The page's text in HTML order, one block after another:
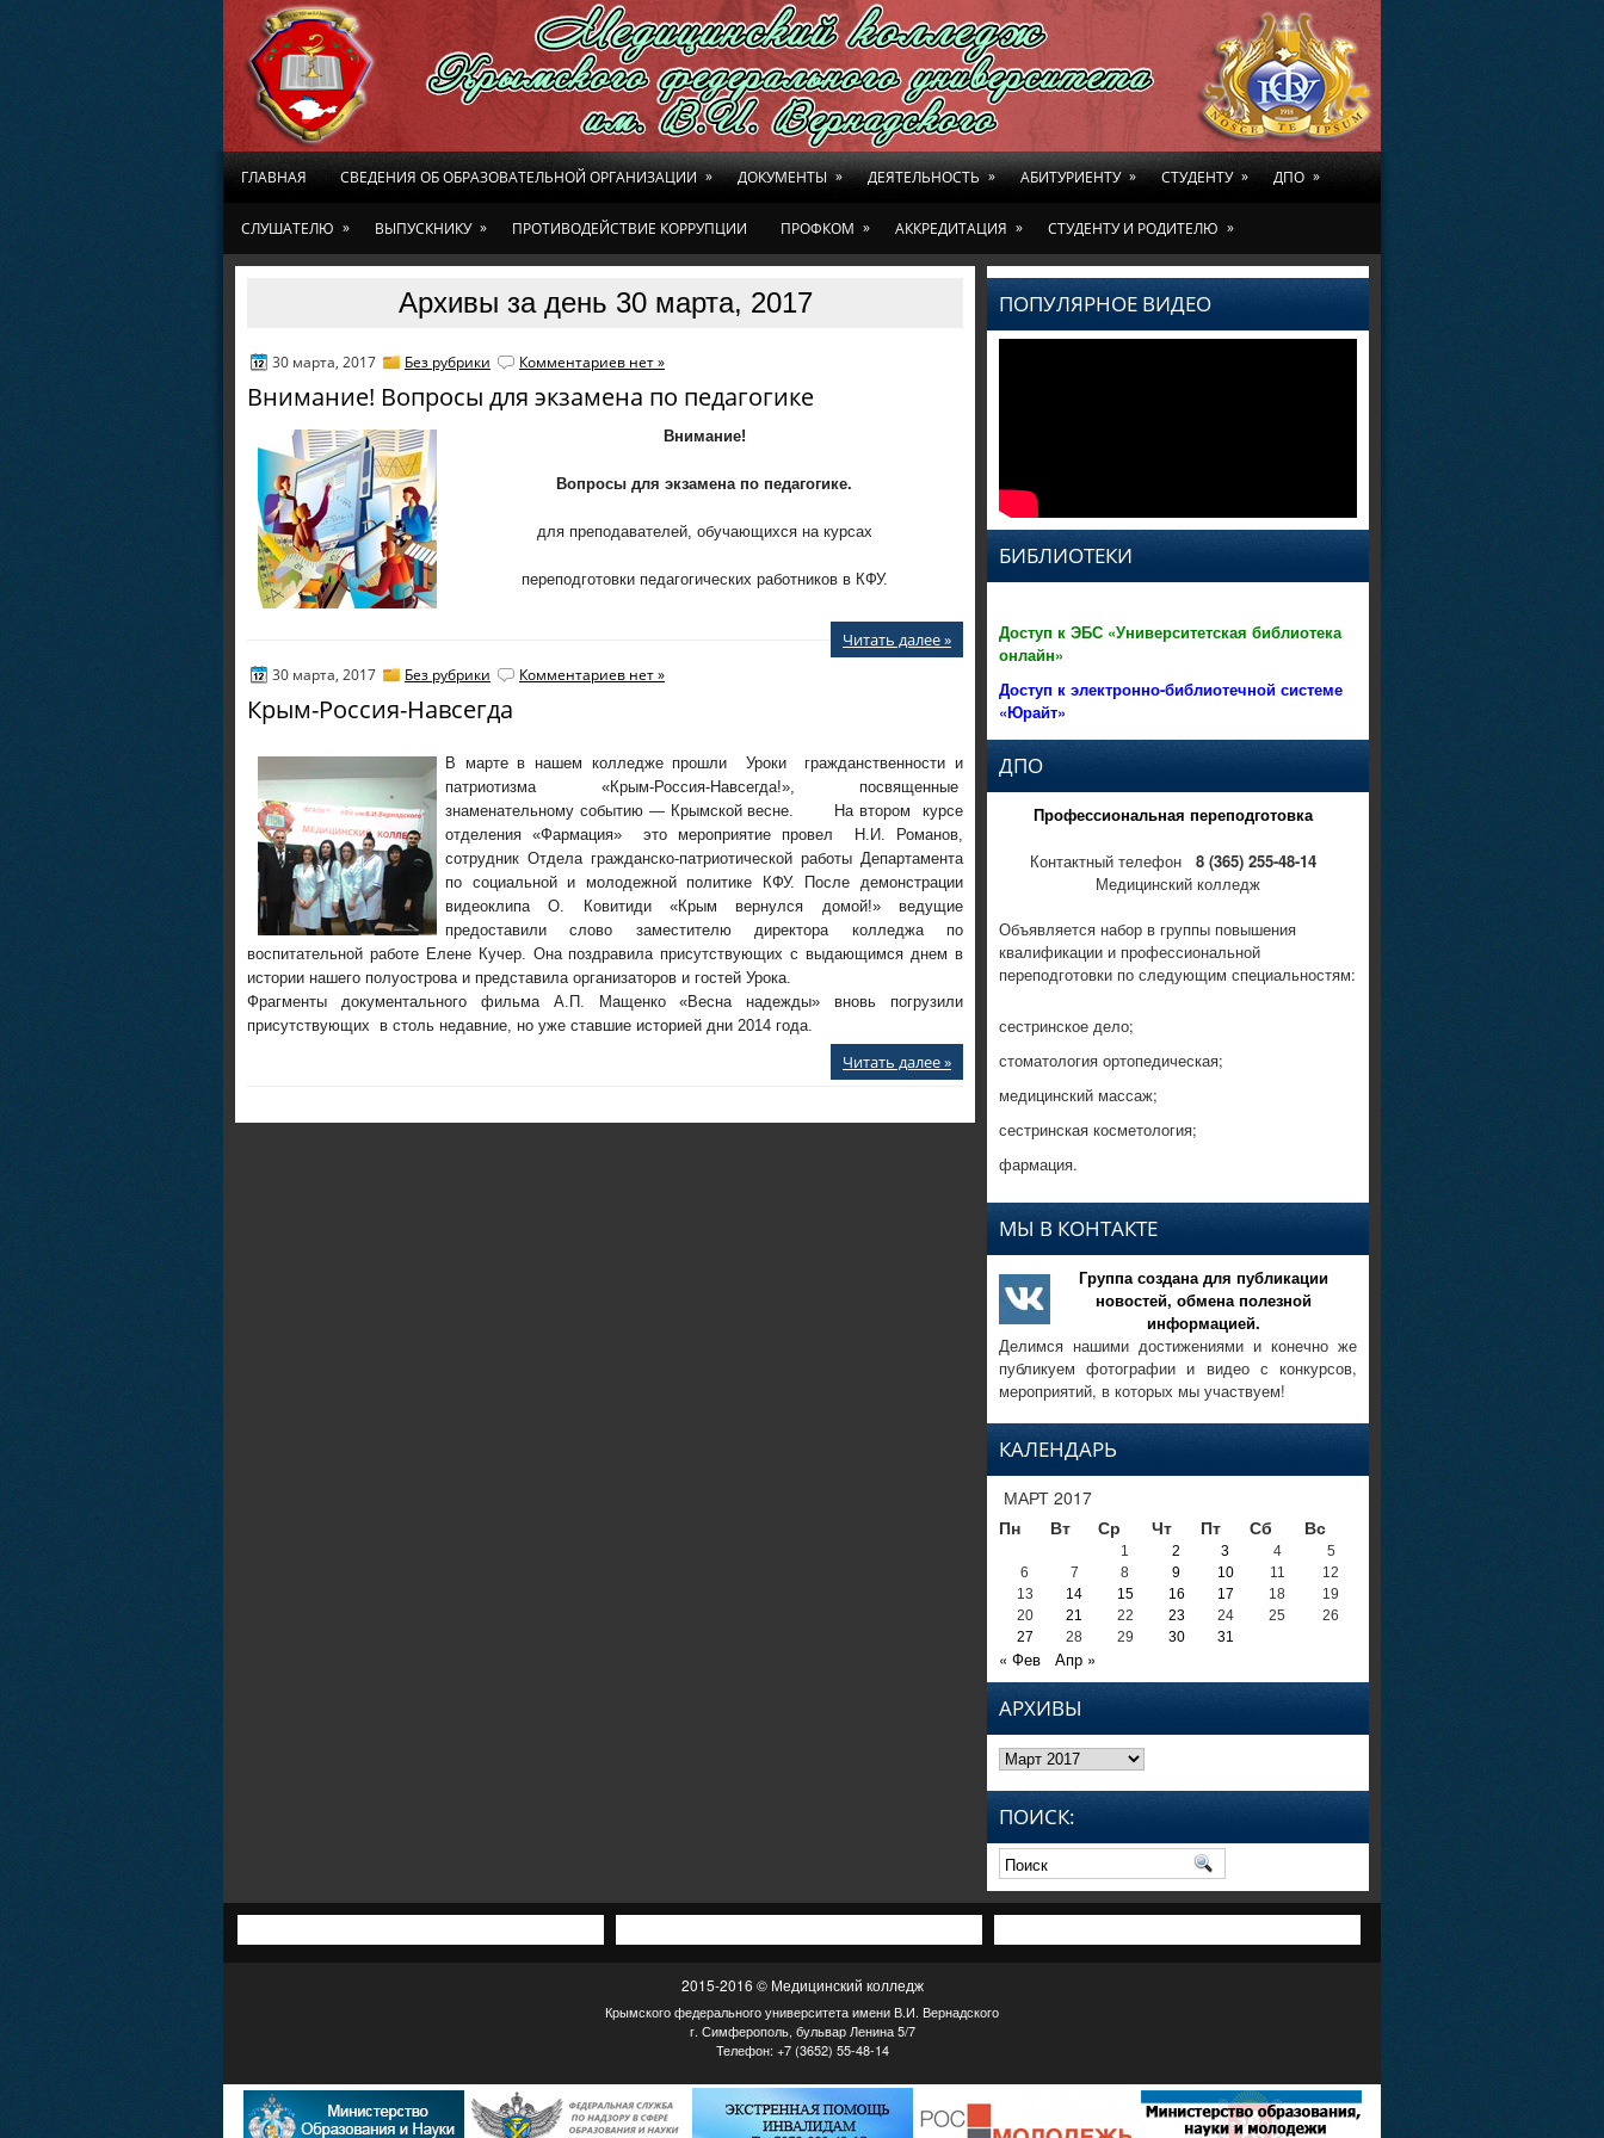
ГЛАВНАЯ СВЕДЕНИЯ ОБ ОБРАЗОВАТЕЛЬНОЙ ОРГАНИЗАЦИИ » ДОКУМЕНТЫ » ДЕЯТЕЛЬНОСТЬ » АБИТУРИЕНТУ » СТУДЕНТУ » ДПО »
СЛУШАТЕЛЮ » ВЫПУСКНИКУ » ПРОТИВОДЕЙСТВИЕ КОРРУПЦИИ ПРОФКОМ » АККРЕДИТАЦИЯ » СТУДЕНТУ И РОДИТЕЛЮ »
Архивы за день 30 марта, 2017
30 марта, 2017 Без рубрики Комментариев нет »
Внимание! Вопросы для экзамена по педагогике
Внимание!
Вопросы для экзамена по педагогике.
для преподавателей, обучающихся на курсах
переподготовки педагогических работников в КФУ.
Читать далее »
30 марта, 2017 Без рубрики Комментариев нет »
Крым-Россия-Навсегда
В марте в нашем колледже прошли Уроки гражданственности и
патриотизма «Крым-Россия-Навсегда!», посвященные
знаменательному событию — Крымской весне. На втором курсе
отделения «Фармация» это мероприятие провел Н.И. Романов,
сотрудник Отдела гражданско-патриотической работы Департамента
по социальной и молодежной политике КФУ. После демонстрации
видеоклипа О. Ковитиди «Крым вернулся домой!» ведущие
предоставили слово заместителю директора колледжа по
воспитательной работе Елене Кучер. Она поздравила присутствующих с выдающимся днем в
истории нашего полуострова и представила организаторов и гостей Урока.
Фрагменты документального фильма А.П. Мащенко «Весна надежды» вновь погрузили
присутствующих в столь недавние, но уже ставшие историей дни 2014 года.
Читать далее »
ПОПУЛЯРНОЕ ВИДЕО
БИБЛИОТЕКИ
Доступ к ЭБС «Университетская библиотека
онлайн»
Доступ к электронно-библиотечной системе
«Юрайт»
ДПО
Профессиональная переподготовка
Контактный телефон 8 (365) 255-48-14
Медицинский колледж
Объявляется набор в группы повышения
квалификации и профессиональной
переподготовки по следующим специальностям:
сестринское дело;
стоматология ортопедическая;
медицинский массаж;
сестринская косметология;
фармация.
МЫ В КОНТАКТЕ
Группа создана для публикации
новостей, обмена полезной
информацией.
Делимся нашими достижениями и конечно же
публикуем фотографии и видео с конкурсов,
мероприятий, в которых мы участвуем!
КАЛЕНДАРЬ
МАРТ 2017
Пн
Вт Ср Чт Пт Сб Вс
1 2 3 4
5
6
7 8 9 10 11
12
13
14 15 16 17 18
19
20
21 22 23 24 25
26
27
28 29 30 31
« Фев Апр »
АРХИВЫ
Архивы
ПОИСК:
2015-2016 © Медицинский колледж
Крымского федерального университета имени В.И. Вернадского
г. Симферополь, бульвар Ленина 5/7
Телефон: +7 (3652) 55-48-14